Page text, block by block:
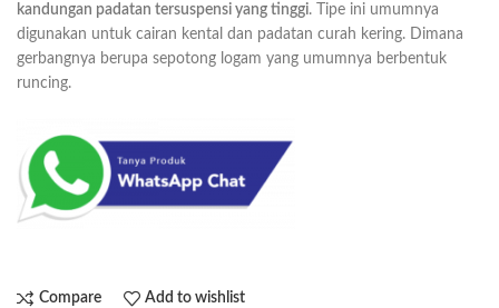
kandungan padatan tersuspensi yang tinggi. Tipe ini umumnya
digunakan untuk cairan kental dan padatan curah kering. Dimana
gerbangnya berupa sepotong logam yang umumnya berbentuk
runcing.
Compare Add to wishlist